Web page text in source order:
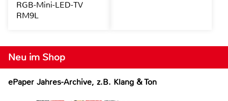
Neu im Shop
ePaper Jahres-Archive, z.B. Klang & Ton
RGB-Mini-LED-TV
RM9L